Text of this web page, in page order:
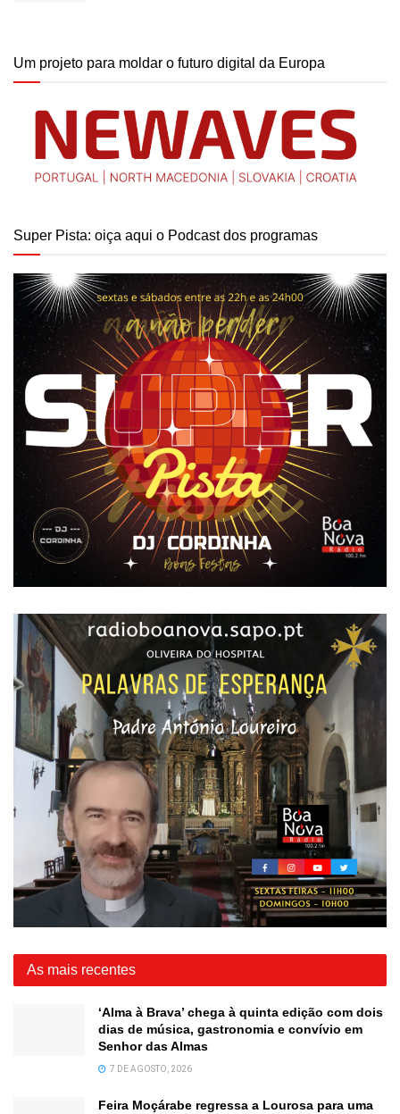
Um projeto para moldar o futuro digital da Europa
Super Pista: oiça aqui o Podcast dos programas
As mais recentes
‘Alma à Brava’ chega à quinta edição com dois
dias de música, gastronomia e convívio em
Senhor das Almas
7 DE AGOSTO, 2026
Feira Moçárabe regressa a Lourosa para uma